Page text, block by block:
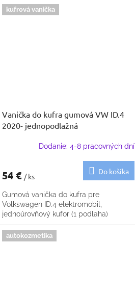
kufrová vanička
Vanička do kufra gumová VW ID.4
2020- jednopodlažná
Dodanie: 4-8 pracovných dní
54 € / ks
Do košíka
Gumová vanička do kufra pre
Volkswagen ID.4 elektromobil,
jednoúrovňový kufor (1 podlaha)
autokozmetika